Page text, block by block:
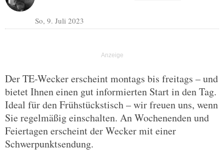
So, 9. Juli 2023
Der TE-Wecker erscheint montags bis freitags – und
bietet Ihnen einen gut informierten Start in den Tag.
Ideal für den Frühstückstisch – wir freuen uns, wenn
Sie regelmäßig einschalten. An Wochenenden und
Feiertagen erscheint der Wecker mit einer
Schwerpunktsendung.